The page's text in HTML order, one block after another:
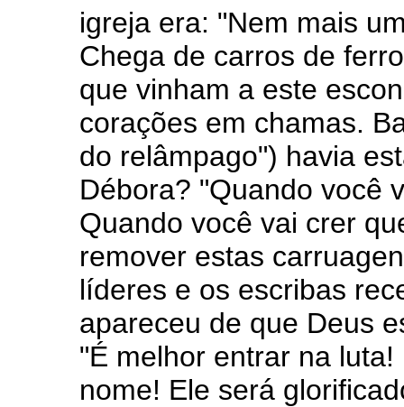
igreja era: "Nem mais
Chega de carros de
que vinham a este
corações em chamas.
do relâmpago") havia
Débora? "Quando você
Quando você vai crer
remover estas
líderes e os escribas
apareceu de que Deus
"É melhor entrar na
nome! Ele será